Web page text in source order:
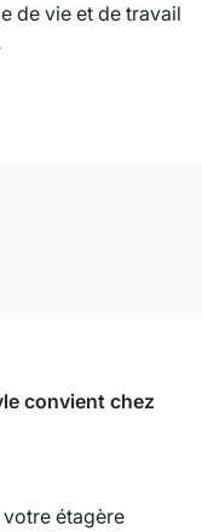
de vie et de travail
convient chez
étagère